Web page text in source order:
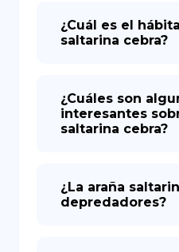
¿Cuál es el
saltarina cebra?
¿Cuáles son
interesantes
saltarina cebra?
¿La araña
depredadores?